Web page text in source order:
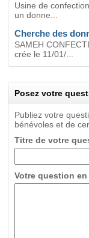
Usine de
un donne...
Cherche des
SAMEH
crée le 11/01/...
Posez votre
Publiez votre
bénévoles et de
Titre de votre
Votre question